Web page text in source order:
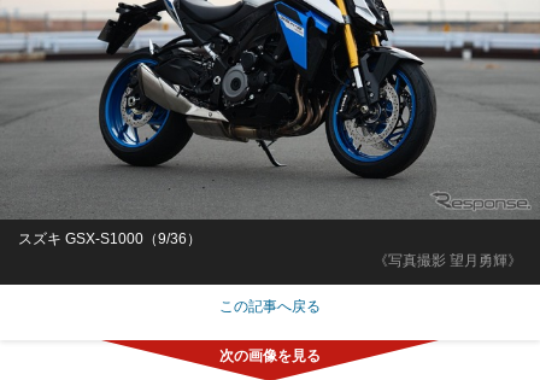
《写真撮影 望月勇輝》
スズキ GSX-S1000（9/36）
この記事へ戻る